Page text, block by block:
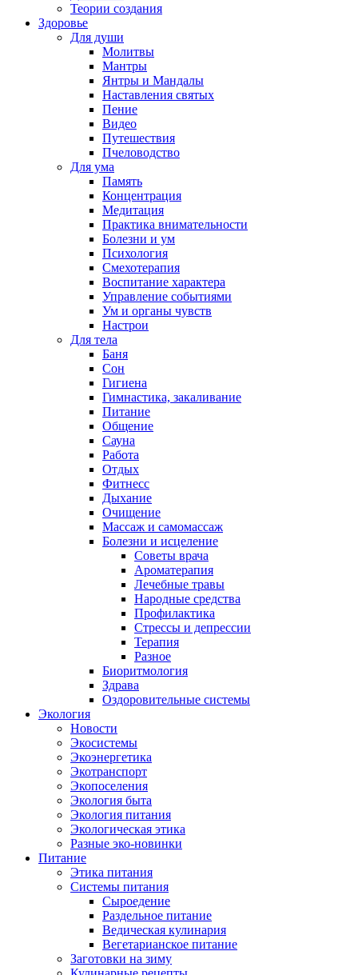
Теории создания
Здоровье
Для души
Молитвы
Мантры
Янтры и Мандалы
Наставления святых
Пение
Видео
Путешествия
Пчеловодство
Для ума
Память
Концентрация
Медитация
Практика внимательности
Болезни и ум
Психология
Смехотерапия
Воспитание характера
Управление событиями
Ум и органы чувств
Настрои
Для тела
Баня
Сон
Гигиена
Гимнастика, закаливание
Питание
Общение
Сауна
Работа
Отдых
Фитнесс
Дыхание
Очищение
Массаж и самомассаж
Болезни и исцеление
Советы врача
Ароматерапия
Лечебные травы
Народные средства
Профилактика
Стрессы и депрессии
Терапия
Разное
Биоритмология
Здрава
Оздоровительные системы
Экология
Новости
Экосистемы
Экоэнергетика
Экотранспорт
Экопоселения
Экология быта
Экология питания
Экологическая этика
Разные эко-новинки
Питание
Этика питания
Системы питания
Сыроедение
Раздельное питание
Ведическая кулинария
Вегетарианское питание
Заготовки на зиму